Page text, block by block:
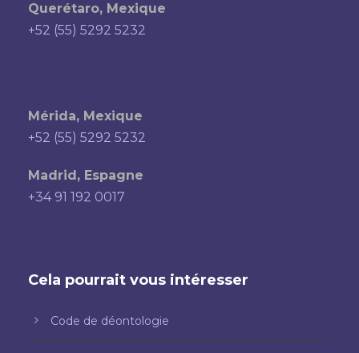
Querétaro, Mexique
+52 (55) 5292 5232
Mérida, Mexique
+52 (55) 5292 5232
Madrid, Espagne
+34 91 192 0017
Cela pourrait vous intéresser
Code de déontologie